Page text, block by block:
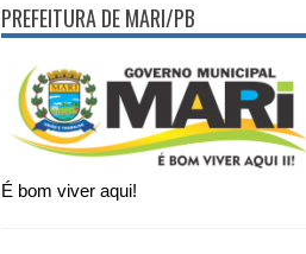
PREFEITURA DE MARI/PB
É bom viver aqui!